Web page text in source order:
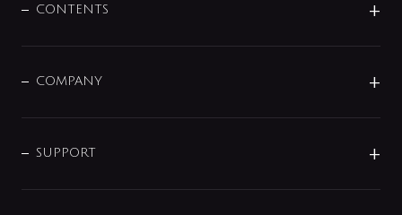
その他
センサー・タッチ水栓
単水栓
分岐
CONTENTS
COMPANY
企業理念
SUPPORT